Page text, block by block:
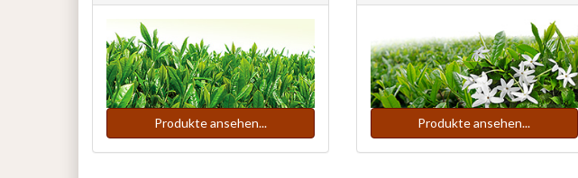
Produkte ansehen... Produkte ansehen...